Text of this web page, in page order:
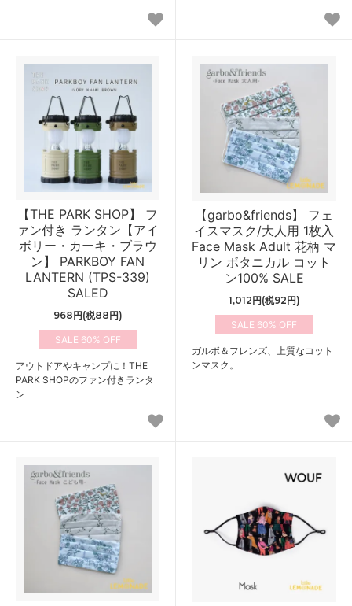
【THE PARK SHOP】 フ
ァン付き ランタン【アイ
ボリー・カーキ・ブラウ
ン】 PARKBOY FAN
LANTERN (TPS-339)
SALED
968円(税88円)
60%
アウトドアやキャンプに！THE
PARK SHOPのファン付きランタ
ン
【garbo&friends】 フェ
イスマスク/大人用 1枚入
Face Mask Adult 花柄 マ
リン ボタニカル コット
ン100% SALE
1,012円(税92円)
60%
ガルボ＆フレンズ、上質なコット
ンマスク。